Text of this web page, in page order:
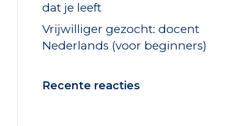
dat je leeft
Vrijwilliger gezocht: docent
Nederlands (voor beginners)
Recente reacties